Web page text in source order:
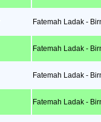
Fatemah Ladak -
Fatemah Ladak -
Fatemah Ladak -
Fatemah Ladak -